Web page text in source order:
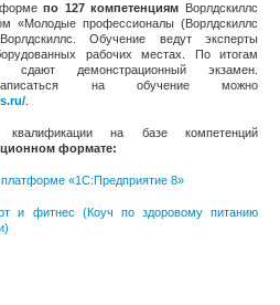
формепо 127 компетенциям Ворлдскиллс
«Молодые профессионалы (Ворлдскиллс
Обучение ведут эксперты
рабочих местах. По итогам
демонстрационный экзамен.
на обучение можно
на базе компетенций
формате:
«1С:Предприятие 8»
и фитнес (Коуч по здоровому питанию